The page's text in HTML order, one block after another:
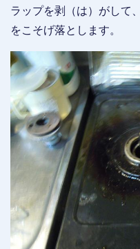
ラップを剥（は）がして
をこそげ落とします。